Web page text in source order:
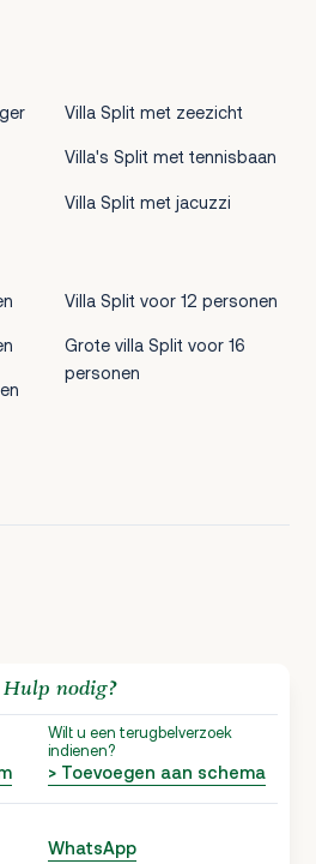
Villa Split met zeezicht
Villa's Split met tennisbaan
Villa Split met jacuzzi
Villa Split voor 12 personen
Grote villa Split voor 16
personen
nodig?
Wilt u een terugbelverzoek
indienen?
> Toevoegen aan schema
WhatsApp